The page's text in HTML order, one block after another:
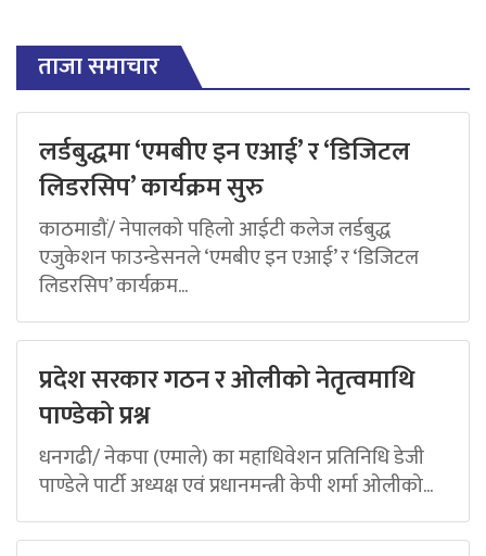
ताजा समाचार
लर्डबुद्धमा ‘एमबीए इन एआई’ र ‘डिजिटल
लिडरसिप’ कार्यक्रम सुरु
काठमाडौं/ नेपालको पहिलो आईटी कलेज लर्डबुद्ध
एजुकेशन फाउन्डेसनले ‘एमबीए इन एआई’ र ‘डिजिटल
लिडरसिप’ कार्यक्रम...
प्रदेश सरकार गठन र ओलीको नेतृत्वमाथि
पाण्डेको प्रश्न
धनगढी/ नेकपा (एमाले) का महाधिवेशन प्रतिनिधि डेजी
पाण्डेले पार्टी अध्यक्ष एवं प्रधानमन्त्री केपी शर्मा ओलीको...